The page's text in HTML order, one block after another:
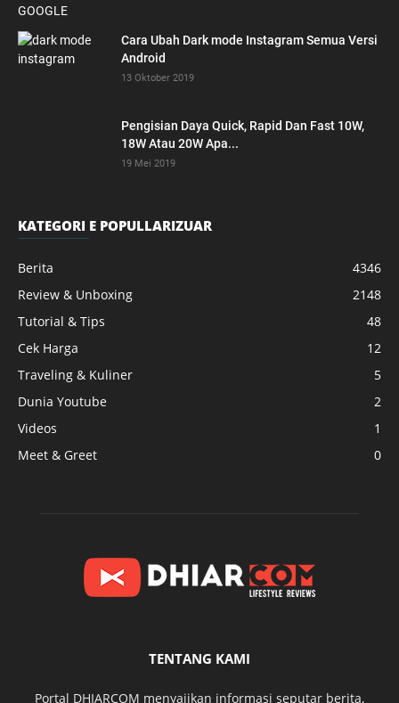
Cara Ubah Dark mode Instagram Semua Versi
Android
13 Oktober 2019
Pengisian Daya Quick, Rapid Dan Fast 10W,
18W Atau 20W Apa...
19 Mei 2019
KATEGORI E POPULLARIZUAR
Berita
4346
Review & Unboxing
2148
Tutorial & Tips
48
Cek Harga
12
Traveling & Kuliner
5
Dunia Youtube
2
Videos
1
Meet & Greet
0
TENTANG KAMI
Portal DHIARCOM menyajikan informasi seputar berita,